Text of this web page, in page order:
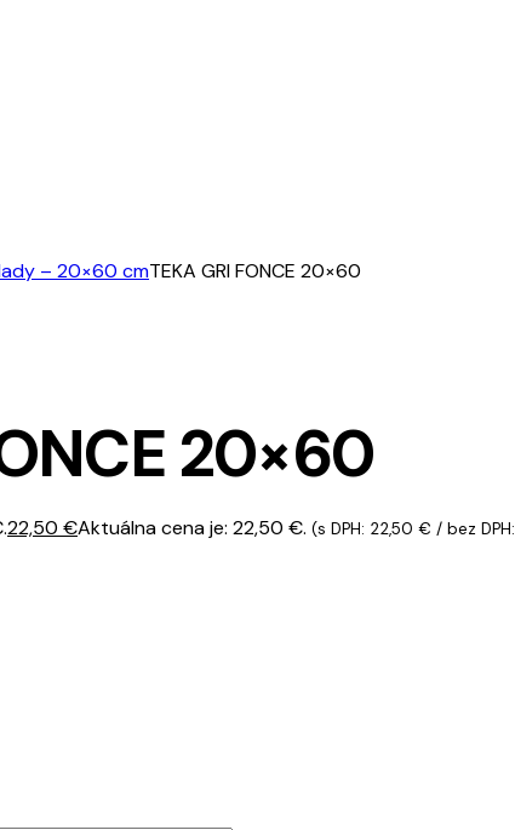
– 20×60 cmTEKA GRI FONCE 20×60
20×60
22,50 €Aktuálna cena je: 22,50 €. (s DPH: 22,50 € / bez DPH: